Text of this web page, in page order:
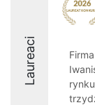
Laureaci